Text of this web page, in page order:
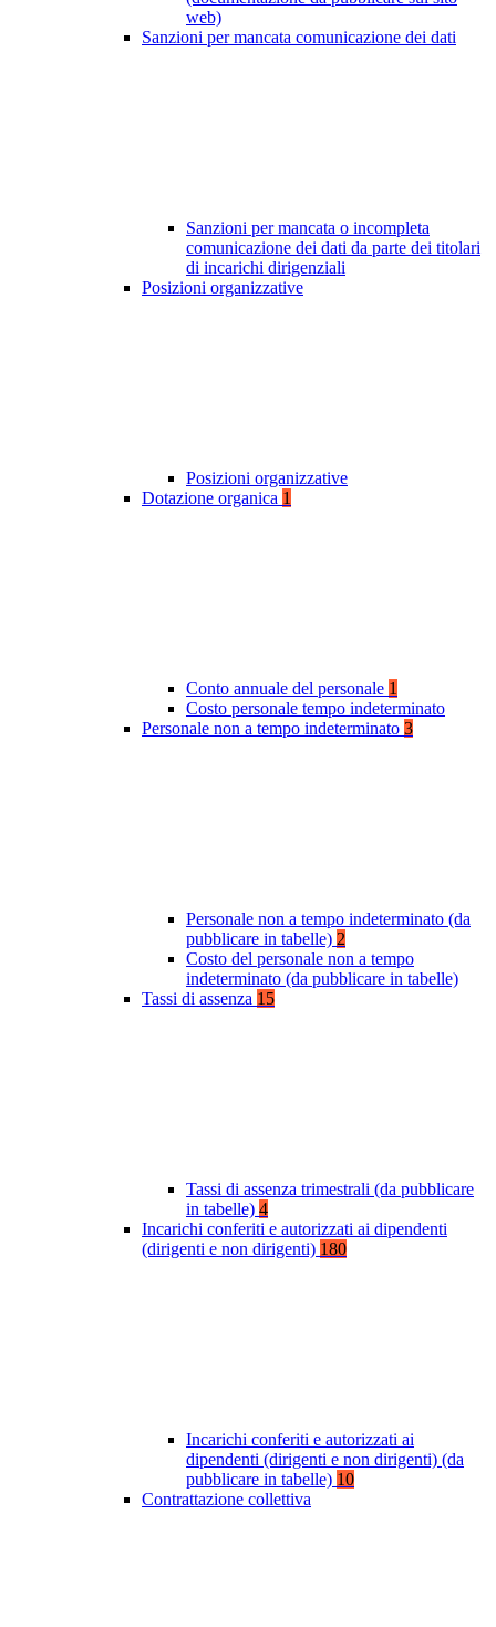
web)
Sanzioni per mancata comunicazione dei dati
Sanzioni per mancata o incompleta
comunicazione dei dati da parte dei titolari
di incarichi dirigenziali
Posizioni organizzative
Posizioni organizzative
Dotazione organica 1
Conto annuale del personale 1
Costo personale tempo indeterminato
Personale non a tempo indeterminato 3
Personale non a tempo indeterminato (da
pubblicare in tabelle) 2
Costo del personale non a tempo
indeterminato (da pubblicare in tabelle)
Tassi di assenza 15
Tassi di assenza trimestrali (da pubblicare
in tabelle) 4
Incarichi conferiti e autorizzati ai dipendenti
(dirigenti e non dirigenti) 180
Incarichi conferiti e autorizzati ai
dipendenti (dirigenti e non dirigenti) (da
pubblicare in tabelle) 10
Contrattazione collettiva